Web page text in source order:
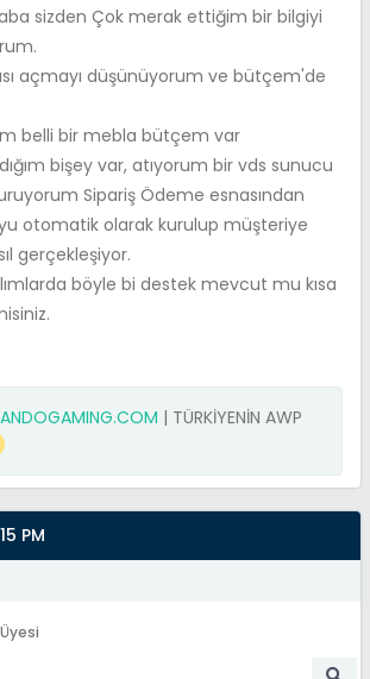
sizden Çok merak ettiğim bir bilgiyi
açmayı düşünüyorum ve bütçem'de
belli bir mebla bütçem var
bişey var, atıyorum bir vds sunucu
Sipariş Ödeme esnasından
otomatik olarak kurulup müşteriye
gerçekleşiyor.
böyle bi destek mevcut mu kısa
| TÜRKİYENİN AWP
PM